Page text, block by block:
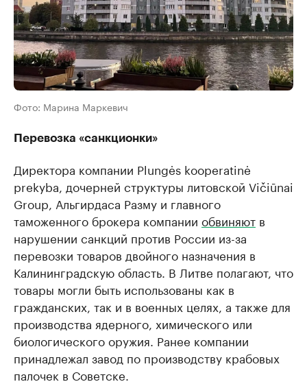
Фото: Марина Маркевич
Перевозка «санкционки»
Директора компании Plungės kooperatinė
prekyba, дочерней структуры литовской Vičiūnai
Group, Альгирдаса Разму и главного
таможенного брокера компании обвиняют в
нарушении санкций против России из-за
перевозки товаров двойного назначения в
Калининградскую область. В Литве полагают, что
товары могли быть использованы как в
гражданских, так и в военных целях, а также для
производства ядерного, химического или
биологического оружия. Ранее компании
принадлежал завод по производству крабовых
палочек в Советске.